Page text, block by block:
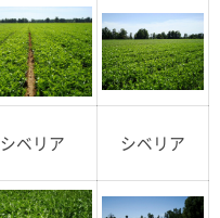
シベリア シベリア